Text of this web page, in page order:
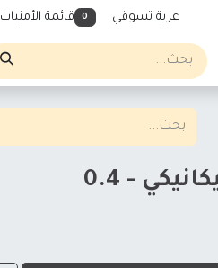
عربة تسوقي 0 قائمة الأمنيات
- 0.4